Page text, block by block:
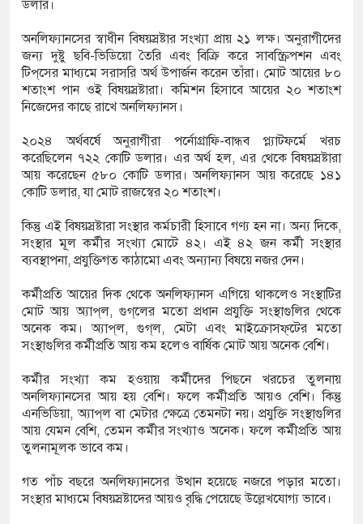
ডলার।
অনলিফ্যানসের স্বাধীন বিষয়স্রষ্টার সংখ্যা প্রায় ২১ লক্ষ। অনুরাগীদের
জন্য দুষ্টু ছবি-ভিডিয়ো তৈরি এবং বিক্রি করে সাবস্ক্রিপশন এবং
টিপ্‌সের মাধ্যমে সরাসরি অর্থ উপার্জন করেন তাঁরা। মোট আয়ের ৮০
শতাংশ পান ওই বিষয়স্রষ্টারা। কমিশন হিসাবে আয়ের ২০ শতাংশ
নিজেদের কাছে রাখে অনলিফ্যানস।
২০২৪ অর্থবর্ষে অনুরাগীরা পর্নোগ্রাফি-বান্ধব প্ল্যাটফর্মে খরচ
করেছিলেন ৭২২ কোটি ডলার। এর অর্থ হল, এর থেকে বিষয়স্রষ্টারা
আয় করেছেন ৫৮০ কোটি ডলার। অনলিফ্যানস আয় করেছে ১৪১
কোটি ডলার, যা মোট রাজস্বের ২০ শতাংশ।
কিন্তু এই বিষয়স্রষ্টারা সংস্থার কর্মচারী হিসাবে গণ্য হন না। অন্য দিকে,
সংস্থার মূল কর্মীর সংখ্যা মোটে ৪২। এই ৪২ জন কর্মী সংস্থার
ব্যবস্থাপনা, প্রযুক্তিগত কাঠামো এবং অন্যান্য বিষয়ে নজর দেন।
কর্মীপ্রতি আয়ের দিক থেকে অনলিফ্যানস এগিয়ে থাকলেও সংস্থাটির
মোট আয় অ্যাপ্‌ল, গুগ্‌লের মতো প্রধান প্রযুক্তি সংস্থাগুলির থেকে
অনেক কম। অ্যাপ্‌ল, গুগ্‌ল, মেটা এবং মাইক্রোসফ্‌টের মতো
সংস্থাগুলির কর্মীপ্রতি আয় কম হলেও বার্ষিক মোট আয় অনেক বেশি।
কর্মীর সংখ্যা কম হওয়ায় কর্মীদের পিছনে খরচের তুলনায়
অনলিফ্যানসের আয় হয় বেশি। ফলে কর্মীপ্রতি আয়ও বেশি। কিন্তু
এনভিডিয়া, অ্যাপ্‌ল বা মেটার ক্ষেত্রে তেমনটা নয়। প্রযুক্তি সংস্থাগুলির
আয় যেমন বেশি, তেমন কর্মীর সংখ্যাও অনেক। ফলে কর্মীপ্রতি আয়
তুলনামূলক ভাবে কম।
গত পাঁচ বছরে অনলিফ্যানসের উত্থান হয়েছে নজরে পড়ার মতো।
সংস্থার মাধ্যমে বিষয়স্রষ্টাদের আয়ও বৃদ্ধি পেয়েছে উল্লেখযোগ্য ভাবে।